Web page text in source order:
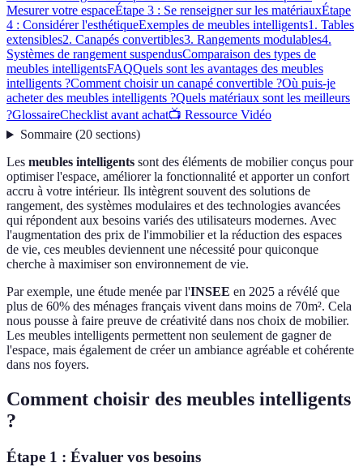
Mesurer votre espaceÉtape 3 : Se renseigner sur les matériauxÉtape
4 : Considérer l'esthétiqueExemples de meubles intelligents1. Tables
extensibles2. Canapés convertibles3. Rangements modulables4.
Systèmes de rangement suspendusComparaison des types de
meubles intelligentsFAQQuels sont les avantages des meubles
intelligents ?Comment choisir un canapé convertible ?Où puis-je
acheter des meubles intelligents ?Quels matériaux sont les meilleurs
?GlossaireChecklist avant achat📺 Ressource Vidéo
Sommaire(20 sections)
Les meubles intelligents sont des éléments de mobilier conçus pour
optimiser l'espace, améliorer la fonctionnalité et apporter un confort
accru à votre intérieur. Ils intègrent souvent des solutions de
rangement, des systèmes modulaires et des technologies avancées
qui répondent aux besoins variés des utilisateurs modernes. Avec
l'augmentation des prix de l'immobilier et la réduction des espaces
de vie, ces meubles deviennent une nécessité pour quiconque
cherche à maximiser son environnement de vie.
Par exemple, une étude menée par l'INSEE en 2025 a révélé que
plus de 60% des ménages français vivent dans moins de 70m². Cela
nous pousse à faire preuve de créativité dans nos choix de mobilier.
Les meubles intelligents permettent non seulement de gagner de
l'espace, mais également de créer un ambiance agréable et cohérente
dans nos foyers.
Comment choisir des meubles intelligents
?
Étape 1 : Évaluer vos besoins